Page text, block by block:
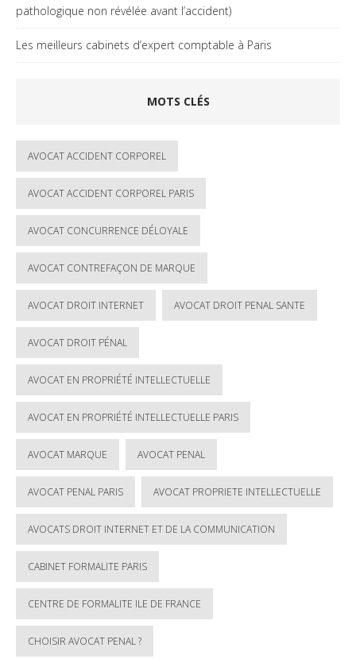
pathologique non révélée avant l’accident)
Les meilleurs cabinets d’expert comptable à Paris
MOTS CLÉS
AVOCAT ACCIDENT CORPOREL
AVOCAT ACCIDENT CORPOREL PARIS
AVOCAT CONCURRENCE DÉLOYALE
AVOCAT CONTREFAÇON DE MARQUE
AVOCAT DROIT INTERNET AVOCAT DROIT PENAL SANTE
AVOCAT DROIT PÉNAL
AVOCAT EN PROPRIÉTÉ INTELLECTUELLE
AVOCAT EN PROPRIÉTÉ INTELLECTUELLE PARIS
AVOCAT MARQUE AVOCAT PENAL
AVOCAT PENAL PARIS AVOCAT PROPRIETE INTELLECTUELLE
AVOCATS DROIT INTERNET ET DE LA COMMUNICATION
CABINET FORMALITE PARIS
CENTRE DE FORMALITE ILE DE FRANCE
CHOISIR AVOCAT PENAL ?